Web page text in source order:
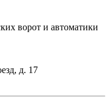
ворот и автоматики
д. 17